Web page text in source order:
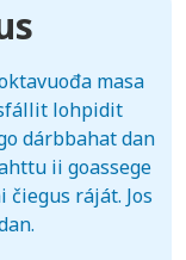
masa
lohpidit
dárbbahat dan
ii goassege
čiegus ráját. Jos